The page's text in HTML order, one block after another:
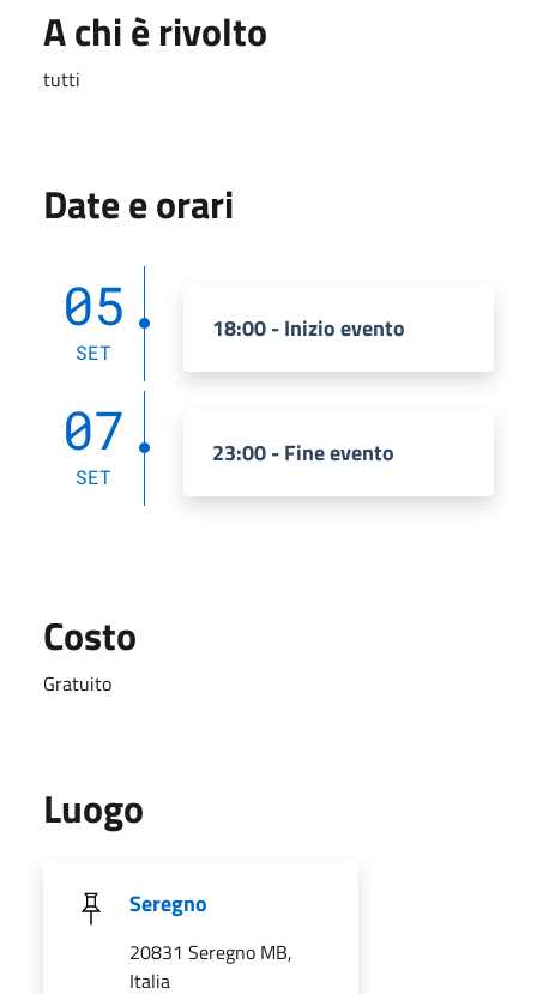
A chi è rivolto
tutti
Date e orari
05
SET
18:00 - Inizio evento
07
SET
23:00 - Fine evento
Costo
Gratuito
Luogo
Seregno
20831 Seregno MB,
Italia